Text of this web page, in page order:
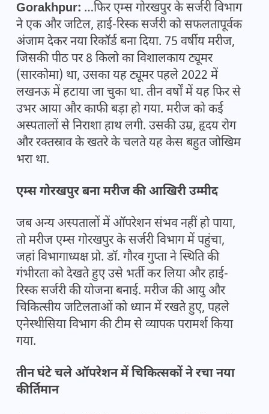
Gorakhpur: …फिर एम्स गोरखपुर के सर्जरी विभाग
ने एक और जटिल, हाई-रिस्क सर्जरी को सफलतापूर्वक
अंजाम देकर नया रिकॉर्ड बना दिया. 75 वर्षीय मरीज,
जिसकी पीठ पर 8 किलो का विशालकाय ट्यूमर
(सारकोमा) था, उसका यह ट्यूमर पहले 2022 में
लखनऊ में हटाया जा चुका था. तीन वर्षों में यह फिर से
उभर आया और काफी बड़ा हो गया. मरीज को कई
अस्पतालों से निराशा हाथ लगी. उसकी उम्र, हृदय रोग
और रक्तस्राव के खतरे के चलते यह केस बहुत जोखिम
भरा था.
एम्स गोरखपुर बना मरीज की आखिरी उम्मीद
जब अन्य अस्पतालों में ऑपरेशन संभव नहीं हो पाया,
तो मरीज एम्स गोरखपुर के सर्जरी विभाग में पहुंचा,
जहां विभागाध्यक्ष प्रो. डॉ. गौरव गुप्ता ने स्थिति की
गंभीरता को देखते हुए उसे भर्ती कर लिया और हाई-
रिस्क सर्जरी की योजना बनाई. मरीज की आयु और
चिकित्सीय जटिलताओं को ध्यान में रखते हुए, पहले
एनेस्थीसिया विभाग की टीम से व्यापक परामर्श किया
गया.
तीन घंटे चले ऑपरेशन में चिकित्सकों ने रचा नया
कीर्तिमान